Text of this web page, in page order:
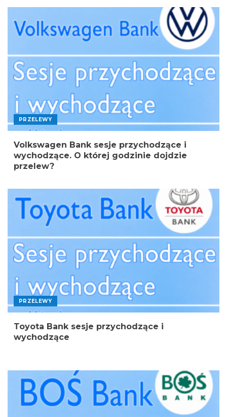
PRZELEWY
Volkswagen Bank sesje przychodzące i
wychodzące. O której godzinie dojdzie
przelew?
PRZELEWY
Toyota Bank sesje przychodzące i
wychodzące